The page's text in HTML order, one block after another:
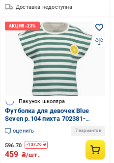
Доставка недоступна
Пакунок школяра
Футболка для девочек Blue
Seven р.104 пихта 702381-
00/7471
оценить 7 вариантов
596.70 -137.70 ₴
459 ₴/шт.